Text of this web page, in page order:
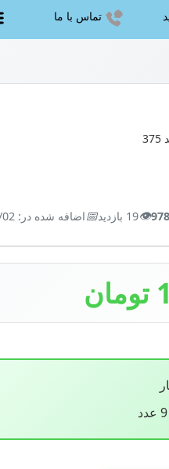
تماس با ما
👁️19 بازدید 📅اضافه شده در: 2026/06/02